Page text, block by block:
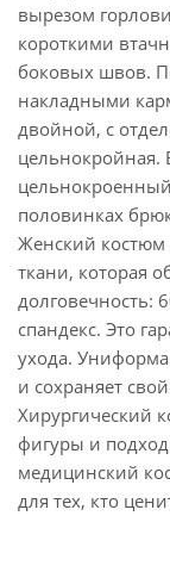
вырезом
короткими
боковых швов.
накладными
двойной, с
цельнокройная.
половинках
Женский костюм
ткани, которая
долговечность:
спандекс. Это
ухода. Униформа
и сохраняет
Хирургический
фигуры и
медицинский
для тех, кто